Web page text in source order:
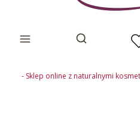
Otwórz
- Sklep online z naturalnymi